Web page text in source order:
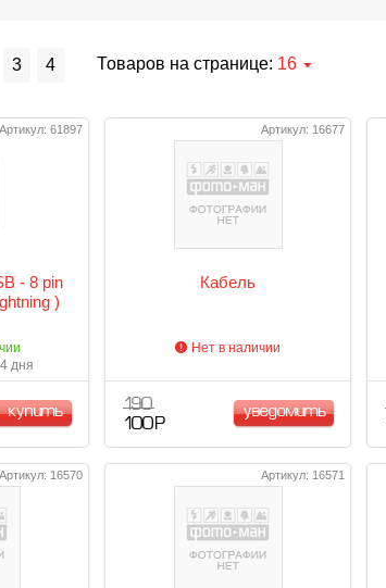
3 4 Товаров на странице: 16
Артикул: 61897
- 8 pin
)
дня
купить
Артикул: 16677
Кабель
Нет в наличии
190
100 Р
уведомить
Артикул: 16570 Артикул: 16571